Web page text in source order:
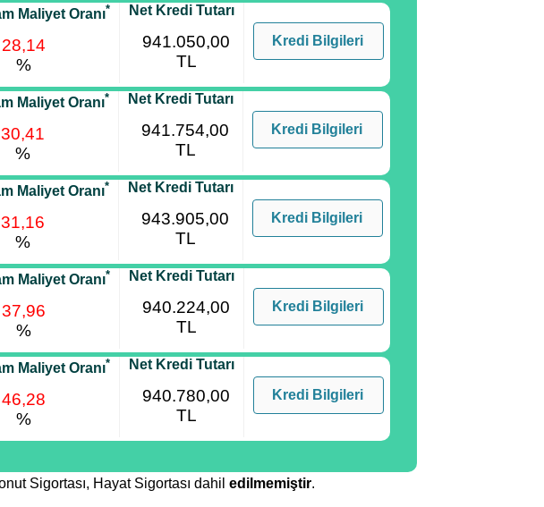
Maliyet Oranı*
28,14
%
Net Kredi Tutarı
941.050,00
TL
Kredi Bilgileri
Maliyet Oranı*
30,41
%
Net Kredi Tutarı
941.754,00
TL
Kredi Bilgileri
Maliyet Oranı*
31,16
%
Net Kredi Tutarı
943.905,00
TL
Kredi Bilgileri
Maliyet Oranı*
37,96
%
Net Kredi Tutarı
940.224,00
TL
Kredi Bilgileri
Maliyet Oranı*
46,28
%
Net Kredi Tutarı
940.780,00
TL
Kredi Bilgileri
Sigortası, Hayat Sigortası dahil edilmemiştir.